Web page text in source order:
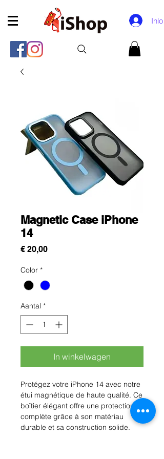
Magnetic Case iPhone
14
€ 20,00Prijs
Color *
Aantal *
In winkelwagen
Protégez votre iPhone 14 avec notre
étui magnétique de haute qualité. Ce
boîtier élégant offre une protection
complète grâce à son matériau
durable et sa construction solide.